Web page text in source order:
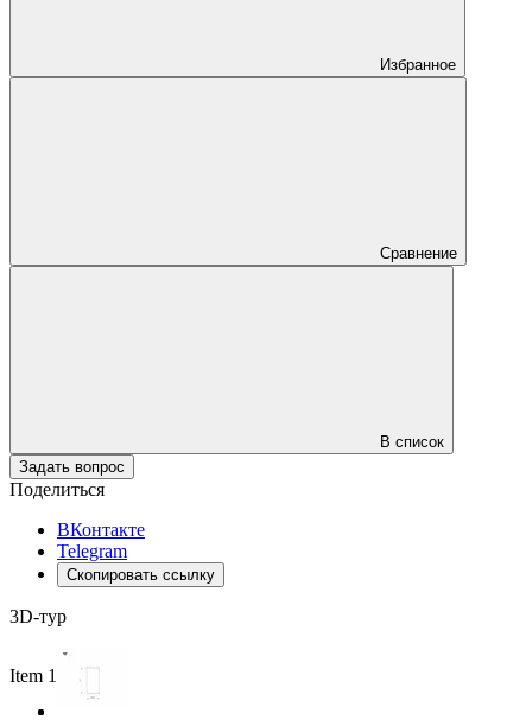
Избранное
Сравнение
В список
Задать вопрос
Поделиться
ВКонтакте
Telegram
Скопировать ссылку
3D-тур
Item 1 of 3